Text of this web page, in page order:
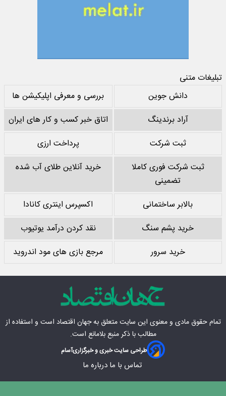
تبلیغات متنی
دانش جوین
بررسی و معرفی اپلیکیشن ها
آراد برندینگ
اتاق خبر کسب و کار های ایران
ثبت شرکت
پرداخت ارزی
ثبت شرکت فوری کاملا
تضمینی
خرید آنلاین طلای آب شده
بالابر ساختمانی
اکسپرس اینتری کانادا
خرید پشم سنگ
نقد کردن درآمد یوتیوب
خرید سرور
مرجع بازی های مود اندروید
تمام حقوق مادی‌ و معنوی این سایت متعلق بهجهان اقتصاد است و استفاده از
مطالب با ذکر منبع بلامانع است.
طراحی سایت خبری و خبرگزاریآسام
تماس با ما درباره ما